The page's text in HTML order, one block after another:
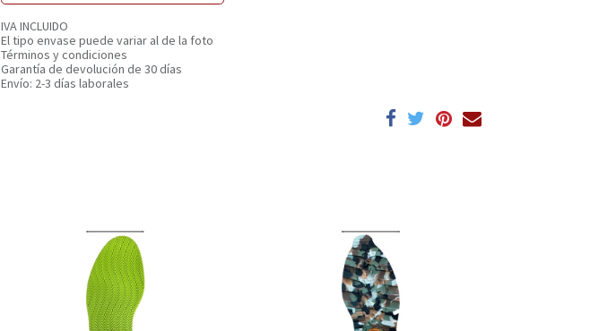
IVA INCLUIDO
El tipo envase puede variar al de la foto
Términos y condiciones
Garantía de devolución de 30 días
Envío: 2-3 días laborales